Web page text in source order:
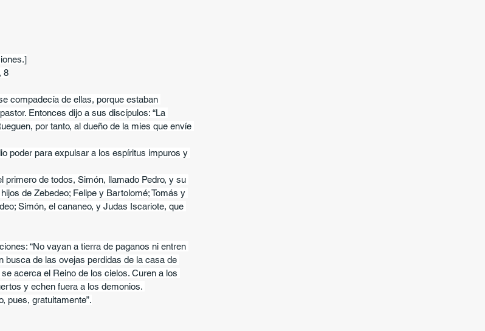
8
compadecía de ellas, porque estaban
Entonces dijo a sus discípulos: “La
por tanto, al dueño de la mies que envíe
poder para expulsar a los espíritus impuros y
de todos, Simón, llamado Pedro, y su
de Zebedeo; Felipe y Bartolomé; Tomás y
Simón, el cananeo, y Judas Iscariote, que
“No vayan a tierra de paganos ni entren
busca de las ovejas perdidas de la casa de
acerca el Reino de los cielos. Curen a los
y echen fuera a los demonios.
pues, gratuitamente”.